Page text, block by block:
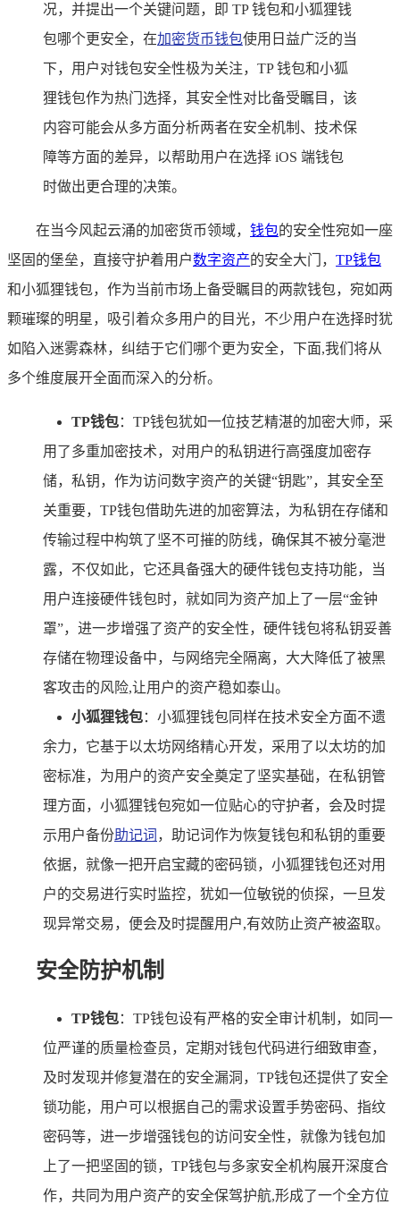
况，并提出一个关键问题，即 TP 钱包和小狐狸钱
包哪个更安全，在加密货币钱包使用日益广泛的当
下，用户对钱包安全性极为关注，TP 钱包和小狐
狸钱包作为热门选择，其安全性对比备受瞩目，该
内容可能会从多方面分析两者在安全机制、技术保
障等方面的差异，以帮助用户在选择 iOS 端钱包
时做出更合理的决策。
在当今风起云涌的加密货币领域， 钱包的安全性宛如一座
坚固的堡垒，直接守护着用户数字资产的安全大门， TP钱包
和小狐狸钱包，作为当前市场上备受瞩目的两款钱包，宛如两
颗璀璨的明星，吸引着众多用户的目光，不少用户在选择时犹
如陷入迷雾森林，纠结于它们哪个更为安全，下面,我们将从
多个维度展开全面而深入的分析。
TP钱包：TP钱包犹如一位技艺精湛的加密大师，采
用了多重加密技术，对用户的私钥进行高强度加密存
储，私钥，作为访问数字资产的关键“钥匙”，其安全至
关重要，TP钱包借助先进的加密算法，为私钥在存储和
传输过程中构筑了坚不可摧的防线，确保其不被分毫泄
露，不仅如此，它还具备强大的硬件钱包支持功能，当
用户连接硬件钱包时，就如同为资产加上了一层“金钟
罩”，进一步增强了资产的安全性，硬件钱包将私钥妥善
存储在物理设备中，与网络完全隔离，大大降低了被黑
客攻击的风险,让用户的资产稳如泰山。
小狐狸钱包：小狐狸钱包同样在技术安全方面不遗
余力，它基于以太坊网络精心开发，采用了以太坊的加
密标准，为用户的资产安全奠定了坚实基础，在私钥管
理方面，小狐狸钱包宛如一位贴心的守护者，会及时提
示用户备份助记词 ，助记词作为恢复钱包和私钥的重要
依据，就像一把开启宝藏的密码锁，小狐狸钱包还对用
户的交易进行实时监控，犹如一位敏锐的侦探，一旦发
现异常交易，便会及时提醒用户,有效防止资产被盗取。
安全防护机制
TP钱包：TP钱包设有严格的安全审计机制，如同一
位严谨的质量检查员，定期对钱包代码进行细致审查，
及时发现并修复潜在的安全漏洞，TP钱包还提供了安全
锁功能，用户可以根据自己的需求设置手势密码、指纹
密码等，进一步增强钱包的访问安全性，就像为钱包加
上了一把坚固的锁，TP钱包与多家安全机构展开深度合
作，共同为用户资产的安全保驾护航,形成了一个全方位